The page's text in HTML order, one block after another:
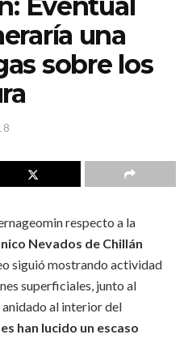
una
sobre los
respecto a la
Nevados de Chillán
siguió mostrando actividad
superficiales, junto al
al interior del
han lucido un escaso